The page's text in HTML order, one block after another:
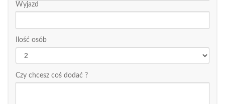
Wyjazd
Ilość osób
Czy chcesz coś dodać ?